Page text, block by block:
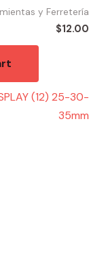
y Ferretería
$12.00
(12) 25-30-
35mm